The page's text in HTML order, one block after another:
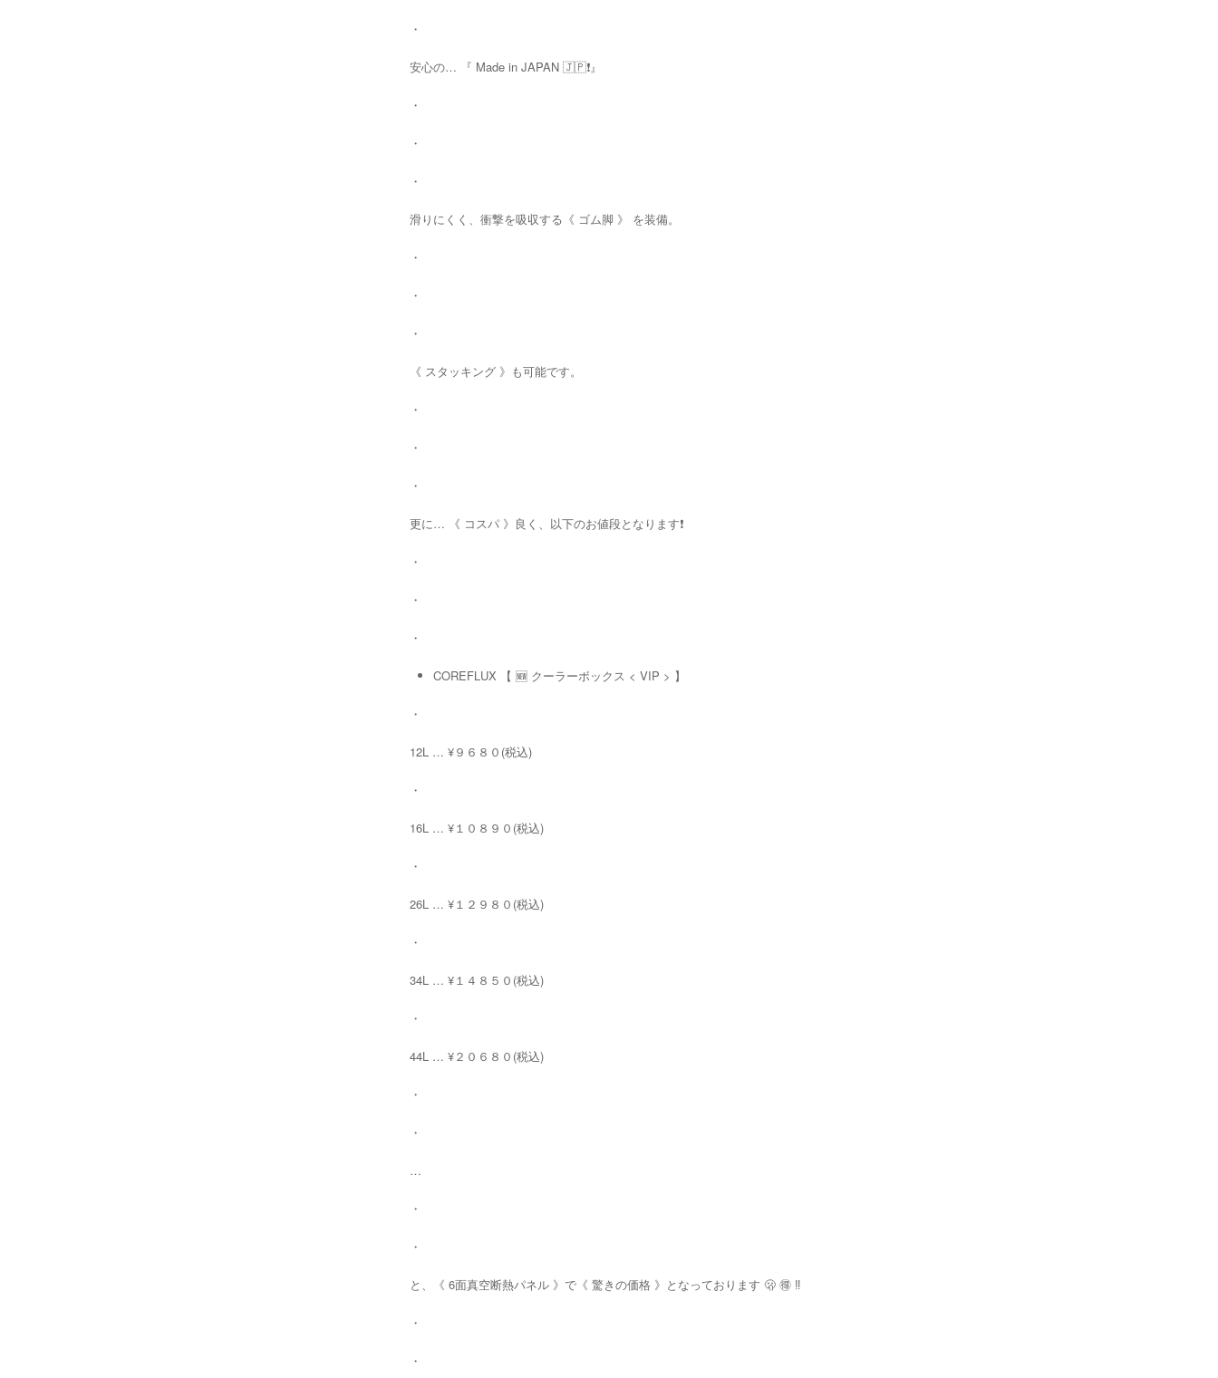
・
安心の… 『 Made in JAPAN 🇯🇵❗️』
・
・
・
滑りにくく、衝撃を吸収する《 ゴム脚 》 を装備。
・
・
・
《 スタッキング 》も可能です。
・
・
・
更に… 《 コスパ 》良く、以下のお値段となります❗️
・
・
・
COREFLUX 【 🆕 クーラーボックス < VIP > 】
・
12L … ¥９６８０(税込)
・
16L … ¥１０８９０(税込)
・
26L … ¥１２９８０(税込)
・
34L … ¥１４８５０(税込)
・
44L … ¥２０６８０(税込)
・
・
…
・
・
と、《 6面真空断熱パネル 》で《 驚きの価格 》となっております 🫢 🉐 ‼️
・
・